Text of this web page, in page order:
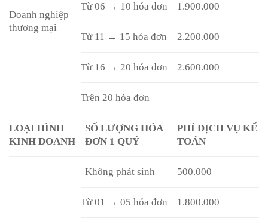
Doanh nghiệp
thương mại
Từ 06 → 10 hóa đơn 1.900.000
Từ 11 → 15 hóa đơn 2.200.000
Từ 16 → 20 hóa đơn 2.600.000
Trên 20 hóa đơn
LOẠI HÌNH
KINH DOANH
SỐ LƯỢNG HÓA
ĐƠN 1 QUÝ
PHÍ DỊCH VỤ KẾ
TOÁN
Không phát sinh 500.000
Từ 01 → 05 hóa đơn 1.800.000